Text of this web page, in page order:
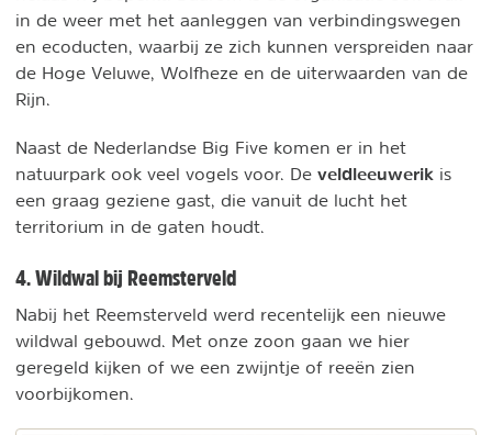
in de weer met het aanleggen van verbindingswegen
en ecoducten, waarbij ze zich kunnen verspreiden naar
de Hoge Veluwe, Wolfheze en de uiterwaarden van de
Rijn.
Naast de Nederlandse Big Five komen er in het
natuurpark ook veel vogels voor. De veldleeuwerik is
een graag geziene gast, die vanuit de lucht het
territorium in de gaten houdt.
4. Wildwal bij Reemsterveld
Nabij het Reemsterveld werd recentelijk een nieuwe
wildwal gebouwd. Met onze zoon gaan we hier
geregeld kijken of we een zwijntje of reeën zien
voorbijkomen.